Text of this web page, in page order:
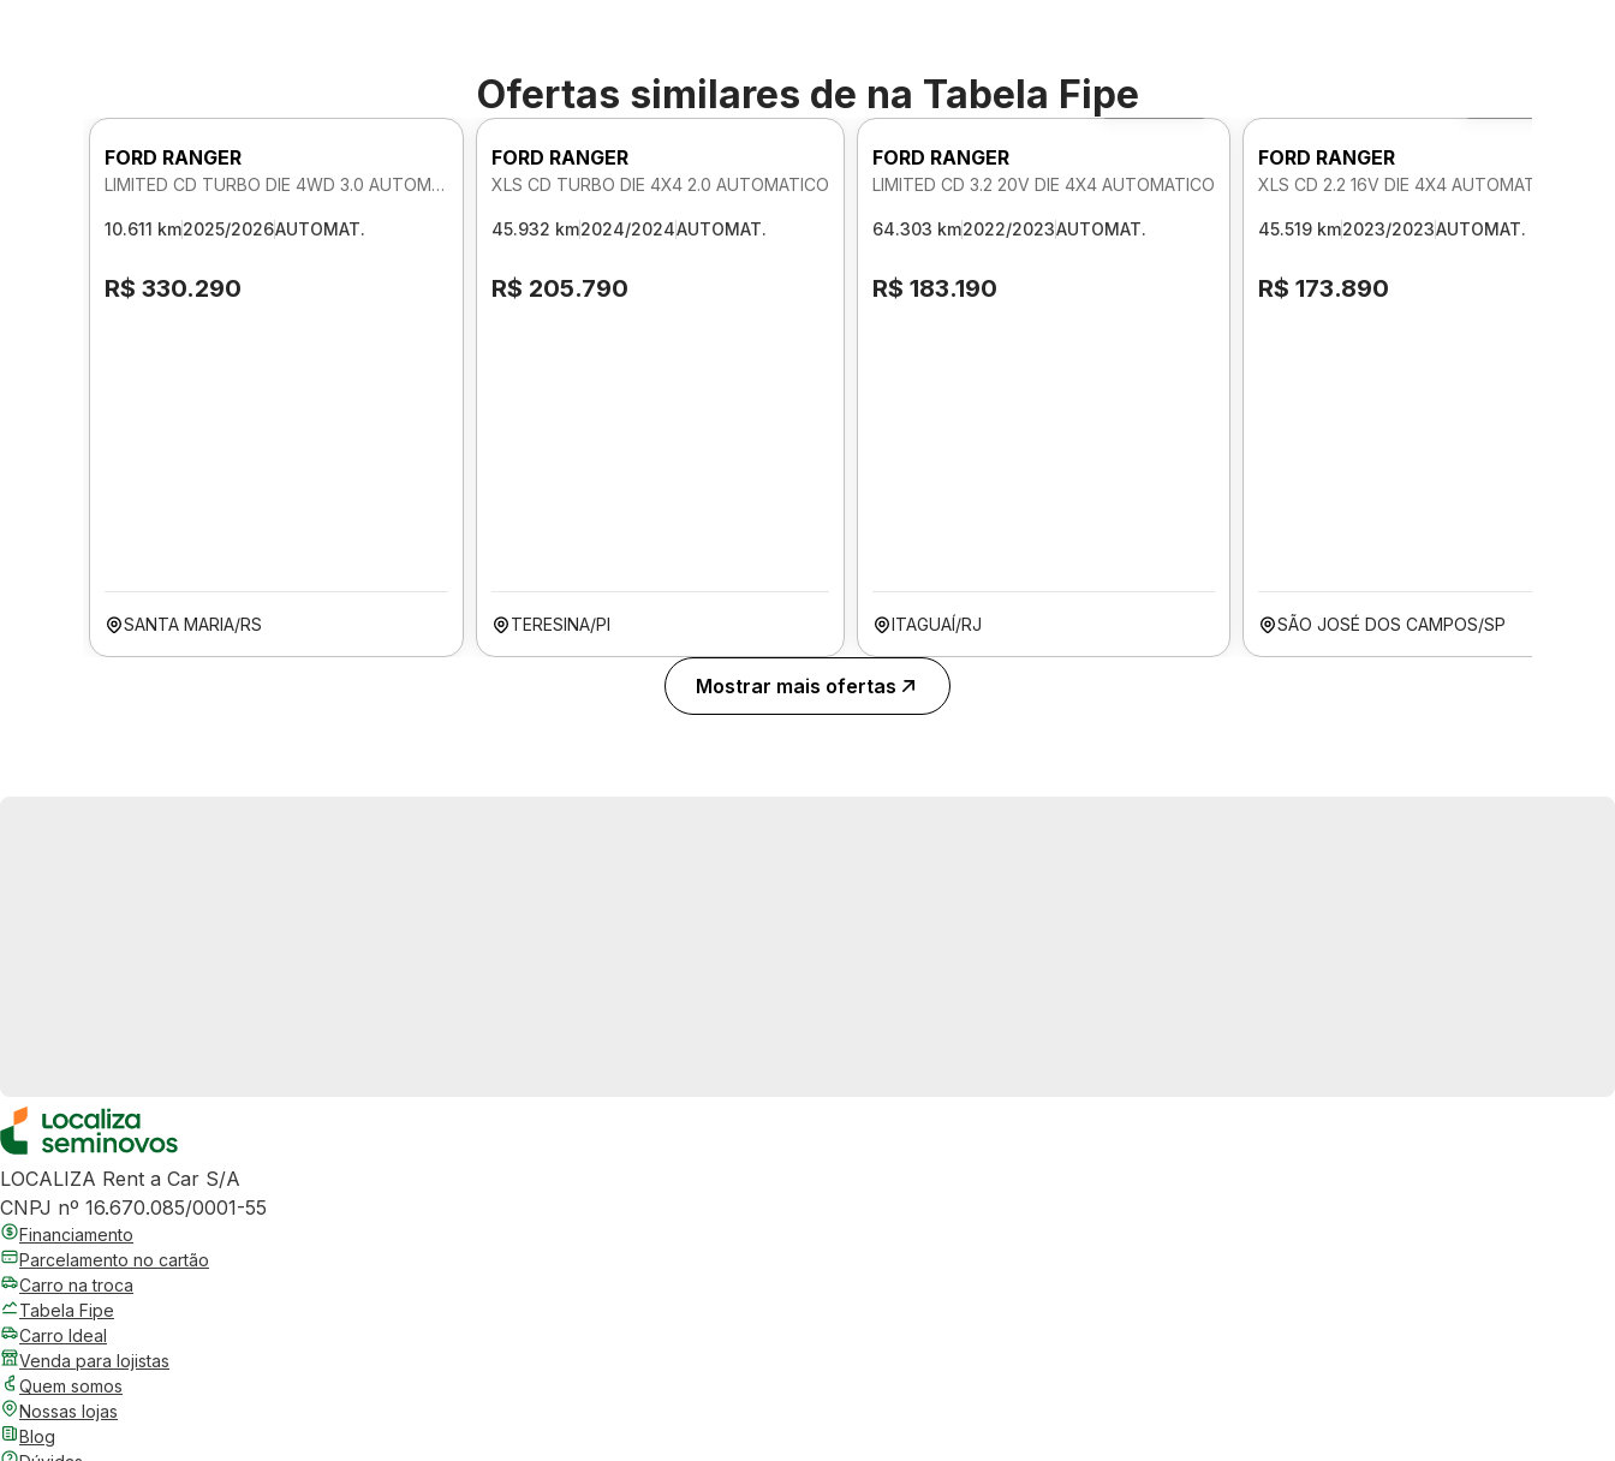
Ofertas similares de na Tabela Fipe
FORD RANGER
LIMITED CD TURBO DIE 4WD 3.0 AUTOMATICO
10.611 km2025/2026AUTOMAT.
R$ 330.290
SANTA MARIA/RS
FORD RANGER
XLS CD TURBO DIE 4X4 2.0 AUTOMATICO
45.932 km2024/2024AUTOMAT.
R$ 205.790
TERESINA/PI
Foto 360º
FORD RANGER
LIMITED CD 3.2 20V DIE 4X4 AUTOMATICO
64.303 km2022/2023AUTOMAT.
R$ 183.190
ITAGUAÍ/RJ
FORD RANGER
XLS CD 2.2 16V DIE 4X4 AUTOMATICO
45.519 km2023/2023AUTOMAT.
R$ 173.890
SÃO JOSÉ DOS CAMPOS/SP
Mostrar mais ofertas
LOCALIZA Rent a Car S/A
CNPJ nº 16.670.085/0001-55
Financiamento
Parcelamento no cartão
Carro na troca
Tabela Fipe
Carro Ideal
Venda para lojistas
Quem somos
Nossas lojas
Blog